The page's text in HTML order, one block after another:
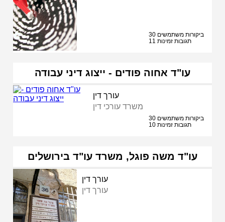
30 ביקורות משתמשים
11 תגובות זמינות
עו"ד אחוה פודים - ייצוג דיני עבודה
עורך דין
משרד עורכי דין
30 ביקורות משתמשים
10 תגובות זמינות
עו"ד משה פוגל, משרד עו"ד בירושלים
עורך דין
עורך דין